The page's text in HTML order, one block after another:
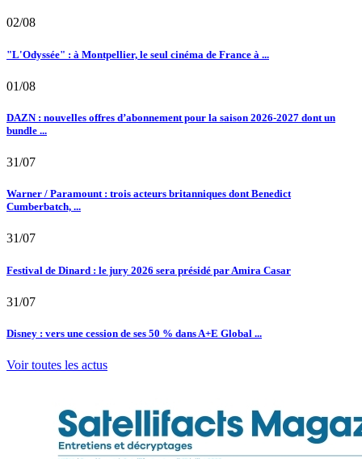
02/08
"L'Odyssée" : à Montpellier, le seul cinéma de France à ...
01/08
DAZN : nouvelles offres d’abonnement pour la saison 2026-2027 dont un
bundle ...
31/07
Warner / Paramount : trois acteurs britanniques dont Benedict
Cumberbatch, ...
31/07
Festival de Dinard : le jury 2026 sera présidé par Amira Casar
31/07
Disney : vers une cession de ses 50 % dans A+E Global ...
Voir toutes les actus